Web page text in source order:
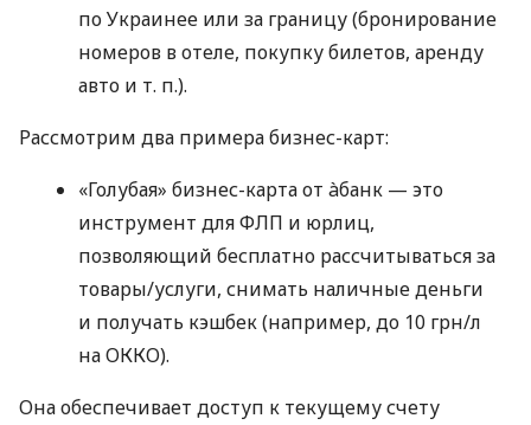
по Украинее или за границу (бронирование
номеров в отеле, покупку билетов, аренду
авто и т. п.).
Рассмотрим два примера бизнес-карт:
«Голубая» бизнес-карта от àбанк — это
инструмент для ФЛП и юрлиц,
позволяющий бесплатно рассчитываться за
товары/услуги, снимать наличные деньги
и получать кэшбек (например, до 10 грн/л
на ОККО).
Она обеспечивает доступ к текущему счету